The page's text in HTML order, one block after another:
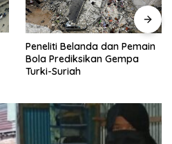
Peneliti Belanda dan Pemain
Bola Prediksikan Gempa
Turki-Suriah